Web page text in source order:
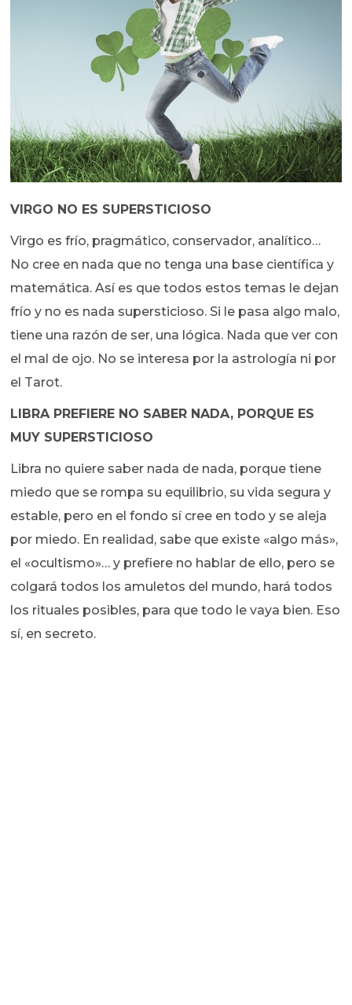
VIRGO NO ES SUPERSTICIOSO
Virgo es frío, pragmático, conservador, analítico…
No cree en nada que no tenga una base científica y
matemática. Así es que todos estos temas le dejan
frío y no es nada supersticioso. Si le pasa algo malo,
tiene una razón de ser, una lógica. Nada que ver con
el mal de ojo. No se interesa por la astrología ni por
el Tarot.
LIBRA PREFIERE NO SABER NADA, PORQUE ES
MUY SUPERSTICIOSO
Libra no quiere saber nada de nada, porque tiene
miedo que se rompa su equilibrio, su vida segura y
estable, pero en el fondo sí cree en todo y se aleja
por miedo. En realidad, sabe que existe «algo más»,
el «ocultismo»… y prefiere no hablar de ello, pero se
colgará todos los amuletos del mundo, hará todos
los rituales posibles, para que todo le vaya bien. Eso
sí, en secreto.